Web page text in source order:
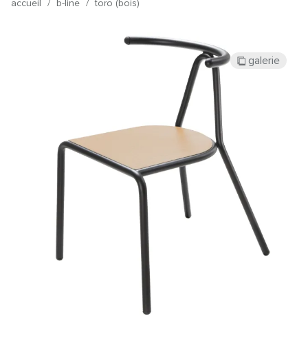
accueil / b-line / toro (bois)
galerie